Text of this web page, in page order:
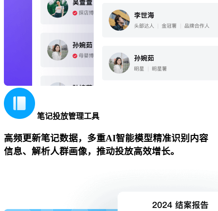
笔记投放管理工具
高频更新笔记数据，多重AI智能模型精准识别内容
信息、解析人群画像，推动投放高效增长。